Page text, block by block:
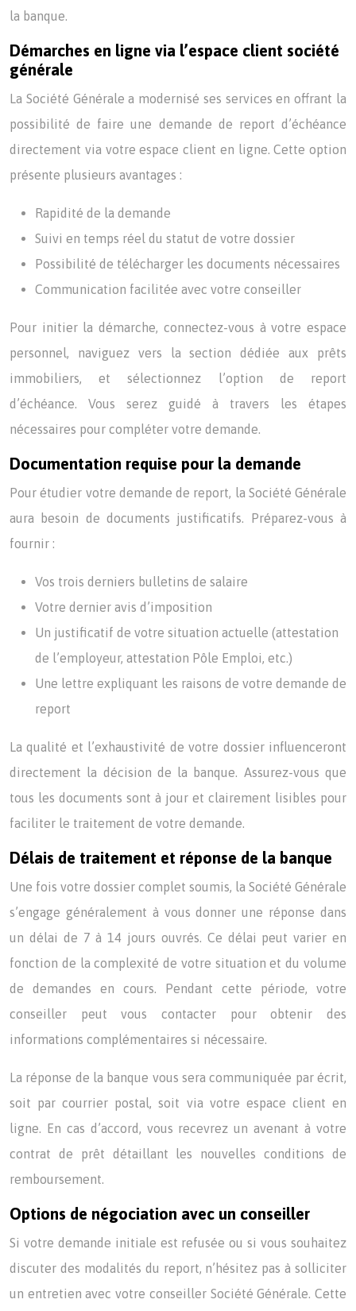
la banque.
Démarches en ligne via l’espace client société
générale
La Société Générale a modernisé ses services en offrant la
possibilité de faire une demande de report d’échéance
directement via votre espace client en ligne. Cette option
présente plusieurs avantages :
Rapidité de la demande
Suivi en temps réel du statut de votre dossier
Possibilité de télécharger les documents nécessaires
Communication facilitée avec votre conseiller
Pour initier la démarche, connectez-vous à votre espace
personnel, naviguez vers la section dédiée aux prêts
immobiliers, et sélectionnez l’option de report
d’échéance. Vous serez guidé à travers les étapes
nécessaires pour compléter votre demande.
Documentation requise pour la demande
Pour étudier votre demande de report, la Société Générale
aura besoin de documents justificatifs. Préparez-vous à
fournir :
Vos trois derniers bulletins de salaire
Votre dernier avis d’imposition
Un justificatif de votre situation actuelle (attestation
de l’employeur, attestation Pôle Emploi, etc.)
Une lettre expliquant les raisons de votre demande de
report
La qualité et l’exhaustivité de votre dossier influenceront
directement la décision de la banque. Assurez-vous que
tous les documents sont à jour et clairement lisibles pour
faciliter le traitement de votre demande.
Délais de traitement et réponse de la banque
Une fois votre dossier complet soumis, la Société Générale
s’engage généralement à vous donner une réponse dans
un délai de 7 à 14 jours ouvrés. Ce délai peut varier en
fonction de la complexité de votre situation et du volume
de demandes en cours. Pendant cette période, votre
conseiller peut vous contacter pour obtenir des
informations complémentaires si nécessaire.
La réponse de la banque vous sera communiquée par écrit,
soit par courrier postal, soit via votre espace client en
ligne. En cas d’accord, vous recevrez un avenant à votre
contrat de prêt détaillant les nouvelles conditions de
remboursement.
Options de négociation avec un conseiller
Si votre demande initiale est refusée ou si vous souhaitez
discuter des modalités du report, n’hésitez pas à solliciter
un entretien avec votre conseiller Société Générale. Cette